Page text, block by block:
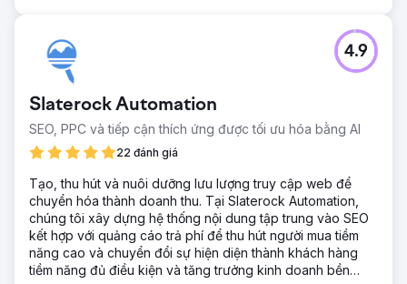
Slaterock Automation
SEO, PPC và tiếp cận thích ứng được tối ưu hóa bằng AI
22 đánh giá
4.9
Tạo, thu hút và nuôi dưỡng lưu lượng truy cập web để
chuyển hóa thành doanh thu. Tại Slaterock Automation,
chúng tôi xây dựng hệ thống nội dung tập trung vào SEO
kết hợp với quảng cáo trả phí để thu hút người mua tiềm
năng cao và chuyển đổi sự hiện diện thành khách hàng
tiềm năng đủ điều kiện và tăng trưởng kinh doanh bền